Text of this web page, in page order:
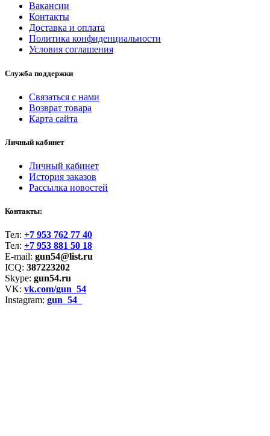
Вакансии
Контакты
Доставка и оплата
Политика конфиденциальности
Условия соглашения
Служба поддержки
Связаться с нами
Возврат товара
Карта сайта
Личный кабинет
Личный кабинет
История заказов
Рассылка новостей
Контакты:
Тел: +7 953 762 77 40
Тел: +7 953 881 50 18
E-mail: gun54@list.ru
ICQ: 387223202
Skype: gun54.ru
VK: vk.com/gun_54
Instagram: gun_54_